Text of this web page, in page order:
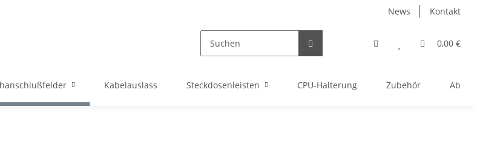
News Kontakt
0,00 €
Kabelauslass Steckdosenleisten CPU-Halterung Zubehör